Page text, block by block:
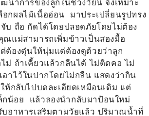
กผลไม้เนื้ออ่อน มาประเปลี่ยนรูปทรง
บ ถือ กัดได้โดยปลอดภัยโดยไม่ต้อง
ณแม่สามารถเพิ่มข้าวเป็นสองมื้อ
ต้องตุ๋นให้นุ่มแต่ต้องดูด้วยว่าลูก
ม่ ถ้าเคี้ยวแล้วกลืนได้ ไม่ติดคอ ไม่
อาไว้ในปากโดยไม่กลืน แสดงว่ากิน
ห้กลับไปบดละเอียดเหมือนเดิม แต่
น้อย แล้วลองนำกลับมาป้อนใหม่
บอาหารเสริมตามวัยแล้ว ปริมาณน้ำที่